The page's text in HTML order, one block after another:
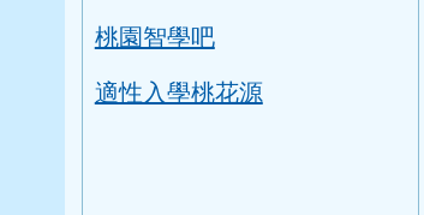
桃園智學吧
適性入學桃花源